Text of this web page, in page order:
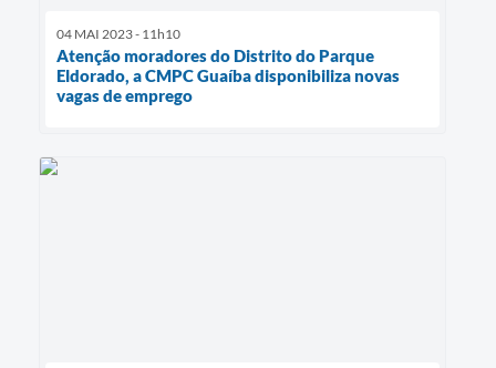
04 MAI 2023 - 11h10
Atenção moradores do Distrito do Parque
Eldorado, a CMPC Guaíba disponibiliza novas
vagas de emprego